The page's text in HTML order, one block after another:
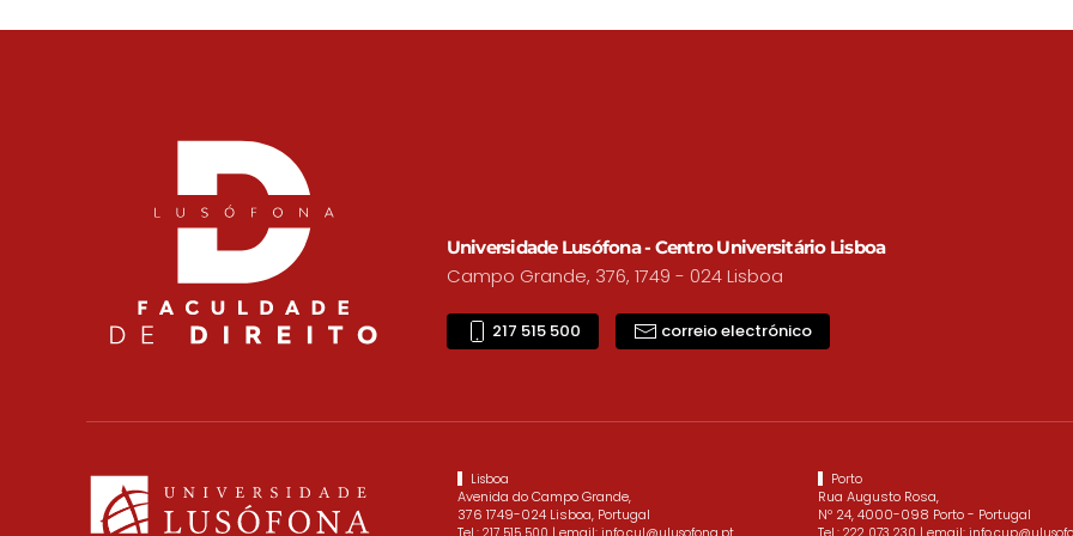
Universidade Lusófona - Centro Universitário Lisboa
Campo Grande, 376, 1749 - 024 Lisboa
217 515 500 correio electrónico
Lisboa
Avenida do Campo Grande,
376 1749-024 Lisboa, Portugal
Porto
Rua Augusto Rosa,
Nº 24, 4000-098 Porto - Portugal